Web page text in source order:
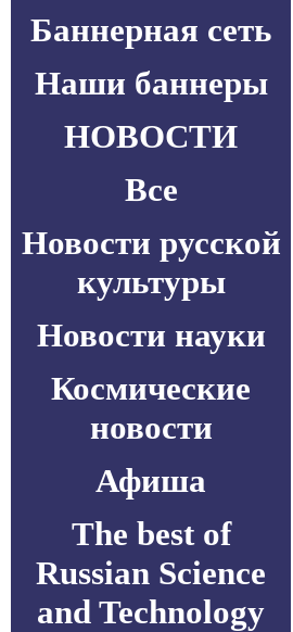
Баннерная сеть
Наши баннеры
НОВОСТИ
Все
Новости русской
культуры
Новости науки
Космические
новости
Афиша
The best of
Russian Science
and Technology